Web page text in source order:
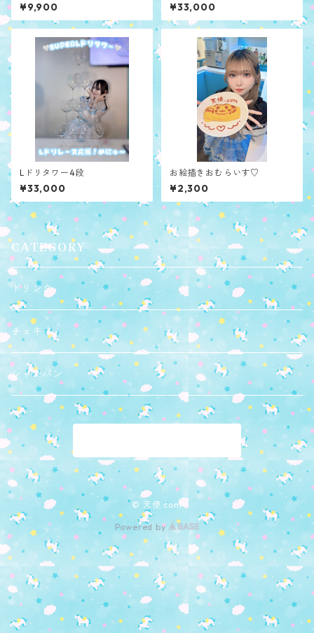
¥9,900 ¥33,000
Lドリタワー4段
¥33,000
お絵描きおむらいす♡
¥2,300
CATEGORY
ドリンク
チェキ
シャンパン
© 天使.com
Powered by